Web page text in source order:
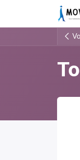
Pular para o conteúdo